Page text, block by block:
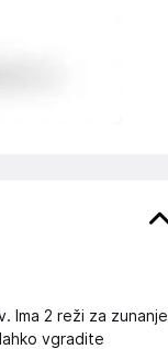
Ima 2 reži za zunanje
vgradite